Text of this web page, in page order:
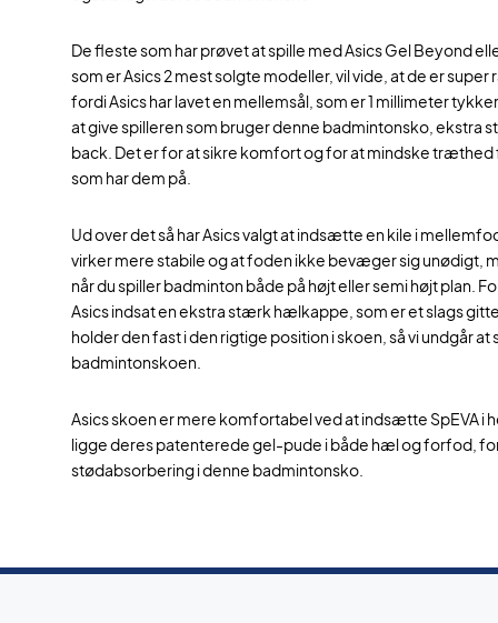
De fleste som har prøvet at spille med Asics Gel Beyond
som er Asics 2 mest solgte modeller, vil vide, at de er super
fordi Asics har lavet en mellemsål, som er 1 millimeter
at give spilleren som bruger denne badmintonsko,
back. Det er for at sikre komfort og for at mindske
som har dem på.
Ud over det så har Asics valgt at indsætte en kile i
virker mere stabile og at foden ikke bevæger sig unødigt,
når du spiller badminton både på højt eller semi højt plan.
Asics indsat en ekstra stærk hælkappe, som er et slags
holder den fast i den rigtige position i skoen, så vi undgår at
badmintonskoen.
Asics skoen er mere komfortabel ved at indsætte SpEVA i
ligge deres patenterede gel-pude i både hæl og forfod,
stødabsorbering i denne badmintonsko.